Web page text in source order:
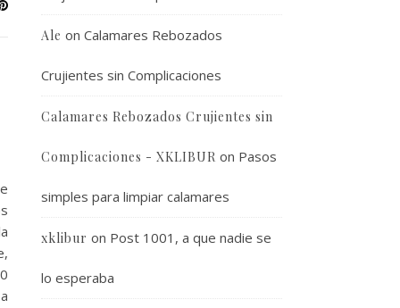
Ale on Calamares Rebozados
Crujientes sin Complicaciones
Calamares Rebozados Crujientes sin
Complicaciones - XKLIBUR on Pasos
simples para limpiar calamares
xklibur on Post 1001, a que nadie se
lo esperaba